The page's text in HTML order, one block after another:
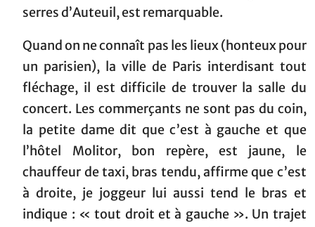
serres d’Auteuil, est remarquable.
Quand on ne connaît pas les lieux (honteux pour
un parisien), la ville de Paris interdisant tout
fléchage, il est difficile de trouver la salle du
concert. Les commerçants ne sont pas du coin,
la petite dame dit que c’est à gauche et que
l’hôtel Molitor, bon repère, est jaune, le
chauffeur de taxi, bras tendu, affirme que c’est
à droite, je joggeur lui aussi tend le bras et
indique : « tout droit et à gauche ». Un trajet